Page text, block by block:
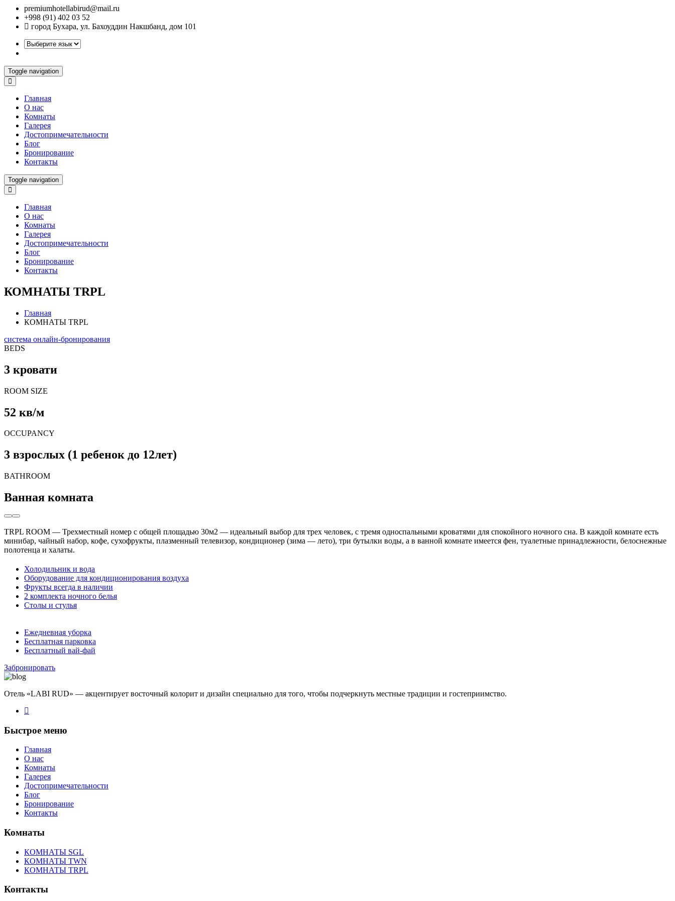
premiumhotellabirud@mail.ru
+998 (91) 402 03 52
город Бухара, ул. Бахоуддин Накшбанд, дом 101
Toggle navigation
Главная
О нас
Комнаты
Галерея
Достопримечательности
Блог
Бронирование
Контакты
Toggle navigation
Главная
О нас
Комнаты
Галерея
Достопримечательности
Блог
Бронирование
Контакты
КОМНАТЫ TRPL
Главная
КОМНАТЫ TRPL
система онлайн-бронирования
BEDS
3 кровати
ROOM SIZE
52 кв/м
OCCUPANCY
3 взрослых (1 ребенок до 12лет)
BATHROOM
Ванная комната
TRPL ROOM — Трехместный номер с общей площадью 30м2 — идеальный выбор для трех человек, с тремя односпальными кроватями для спокойного ночного сна. В каждой комнате есть
минибар, чайный набор, кофе, сухофрукты, плазменный телевизор, кондиционер (зима — лето), три бутылки воды, а в ванной комнате имеется фен, туалетные принадлежности, белоснежные
полотенца и халаты.
Холодильник и вода
Оборудование для кондиционирования воздуха
Фрукты всегда в наличии
2 комплекта ночного белья
Столы и стулья
Ежедневная уборка
Бесплатная парковка
Бесплатный вай-фай
Забронировать
Отель «LABI RUD» — акцентирует восточный колорит и дизайн специально для того, чтобы подчеркнуть местные традиции и гостеприимство.
Быстрое меню
Главная
О нас
Комнаты
Галерея
Достопримечательности
Блог
Бронирование
Контакты
Комнаты
КОМНАТЫ SGL
КОМНАТЫ TWN
КОМНАТЫ TRPL
Контакты